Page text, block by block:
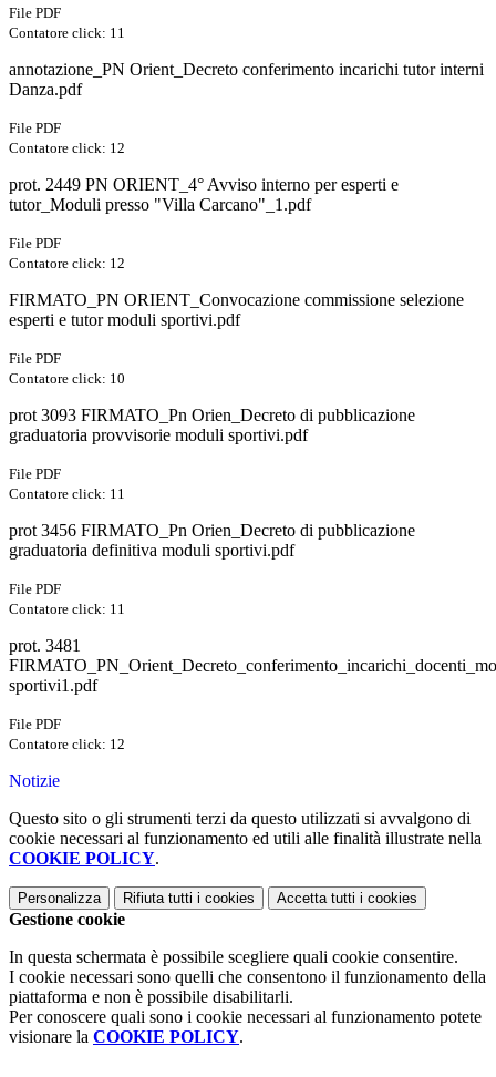
File PDF
Contatore click: 11
annotazione_PN Orient_Decreto conferimento incarichi tutor interni
Danza.pdf
File PDF
Contatore click: 12
prot. 2449 PN ORIENT_4° Avviso interno per esperti e
tutor_Moduli presso "Villa Carcano"_1.pdf
File PDF
Contatore click: 12
FIRMATO_PN ORIENT_Convocazione commissione selezione
esperti e tutor moduli sportivi.pdf
File PDF
Contatore click: 10
prot 3093 FIRMATO_Pn Orien_Decreto di pubblicazione
graduatoria provvisorie moduli sportivi.pdf
File PDF
Contatore click: 11
prot 3456 FIRMATO_Pn Orien_Decreto di pubblicazione
graduatoria definitiva moduli sportivi.pdf
File PDF
Contatore click: 11
prot. 3481
sportivi1.pdf
File PDF
Contatore click: 12
Notizie
Questo sito o gli strumenti terzi da questo utilizzati si avvalgono di
cookie necessari al funzionamento ed utili alle finalità illustrate nella
COOKIE POLICY.
Personalizza Rifiuta tutti i cookies Accetta tutti i cookies
Gestione cookie
In questa schermata è possibile scegliere quali cookie consentire.
I cookie necessari sono quelli che consentono il funzionamento della
piattaforma e non è possibile disabilitarli.
Per conoscere quali sono i cookie necessari al funzionamento potete
visionare la COOKIE POLICY.